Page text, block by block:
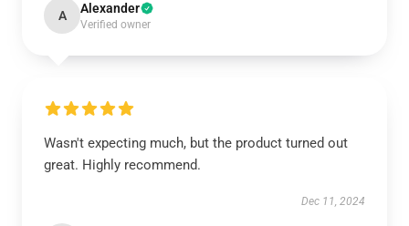
A Alexander
Verified owner
Wasn't expecting much, but the product turned out
great. Highly recommend.
Dec 11, 2024